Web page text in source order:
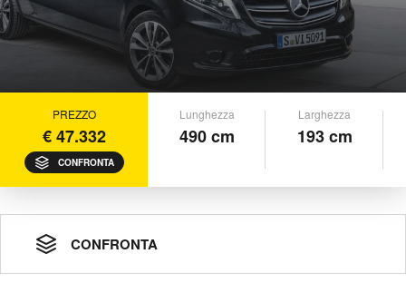
PREZZO
€ 47.332
CONFRONTA
Lunghezza
490 cm
Larghezza
193 cm
CONFRONTA